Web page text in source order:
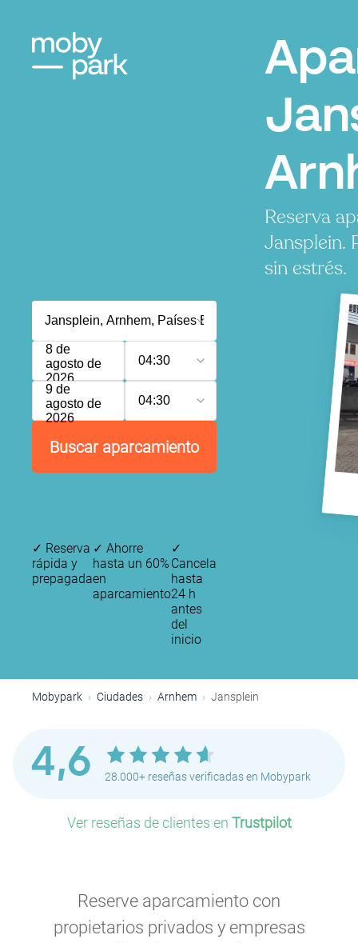
Reserva
Jansplein.
sin estrés.
8 de
agosto de
2026
04:30
9 de
agosto de
2026
04:30
Buscar aparcamiento
✓ Reserva
rápida y
prepagada
✓ Ahorre
hasta un 60%
en
aparcamiento
✓
Cancela
hasta
24 h
antes
del
inicio
Mobypark Ciudades Arnhem Jansplein
4,6 28.000+ reseñas verificadas en Mobypark
Ver reseñas de clientes en Trustpilot
Reserve aparcamiento con
propietarios privados y empresas